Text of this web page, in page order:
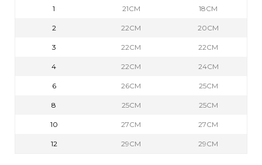
1 21CM 18CM
2 22CM 20CM
3 22CM 22CM
4 22CM 24CM
6 26CM 25CM
8 25CM 25CM
10 27CM 27CM
12 29CM 29CM